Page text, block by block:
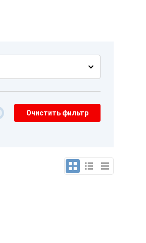
Очистить фильтр